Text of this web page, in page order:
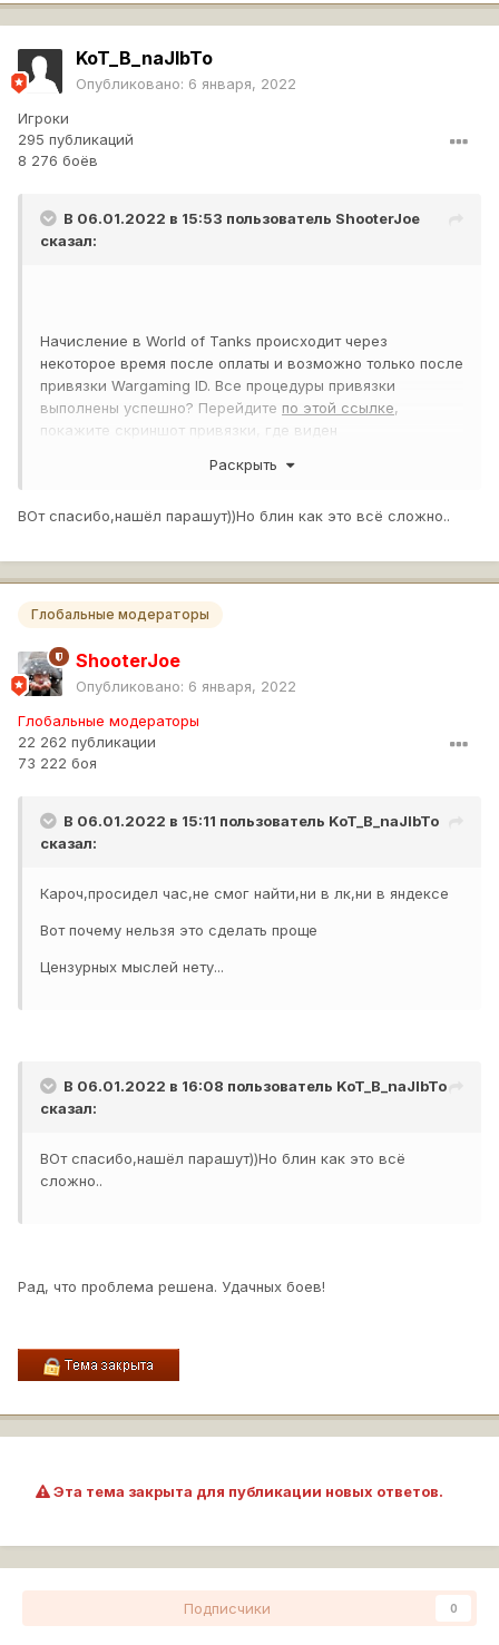
KoT_B_naJlbTo
Опубликовано: 6 января, 2022
Игроки
295 публикаций
8 276 боёв
В 06.01.2022 в 15:53 пользователь ShooterJoe
сказал:
Начисление в World of Tanks происходит через
некоторое время после оплаты и возможно только после
привязки Wargaming ID. Все процедуры привязки
выполнены успешно? Перейдите по этой ссылке,
покажите скриншот привязки, где виден
В ангаре, перейдите в меню "Склад", слева внизу
нажмите парашют "Поставки из тыла", посмотрите что у
вас там.
Показать содержимое
Раскрыть
ВОт спасибо,нашёл парашут))Но блин как это всё сложно..
Глобальные модераторы
ShooterJoe
Опубликовано: 6 января, 2022
Глобальные модераторы
22 262 публикации
73 222 боя
В 06.01.2022 в 15:11 пользователь KoT_B_naJlbTo
сказал:
Кароч,просидел час,не смог найти,ни в лк,ни в яндексе
Вот почему нельзя это сделать проще
Цензурных мыслей нету...
В 06.01.2022 в 16:08 пользователь KoT_B_naJlbTo
сказал:
ВОт спасибо,нашёл парашут))Но блин как это всё
сложно..
Рад, что проблема решена. Удачных боев!
Эта тема закрыта для публикации новых ответов.
Подписчики 0